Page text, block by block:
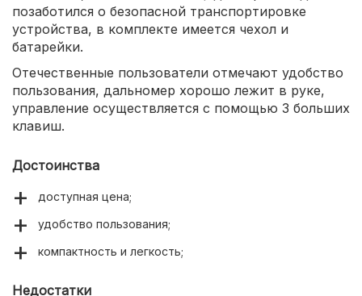
позаботился о безопасной транспортировке
устройства, в комплекте имеется чехол и
батарейки.
Отечественные пользователи отмечают удобство
пользования, дальномер хорошо лежит в руке,
управление осуществляется с помощью 3 больших
клавиш.
Достоинства
доступная цена;
удобство пользования;
компактность и легкость;
Недостатки